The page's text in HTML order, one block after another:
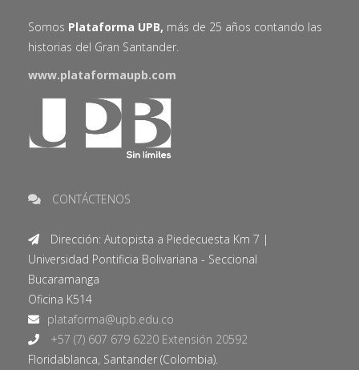
Somos Plataforma UPB, más de 25 años contando las
historias del Gran Santander.
www.plataformaupb.com
CONTÁCTENOS
Dirección: Autopista a Piedecuesta Km 7 |
Universidad Pontificia Bolivariana - Seccional
Bucaramanga
Oficina K514
+57 (7) 607 679 6220 Extensión 20592
Floridablanca, Santander (Colombia).